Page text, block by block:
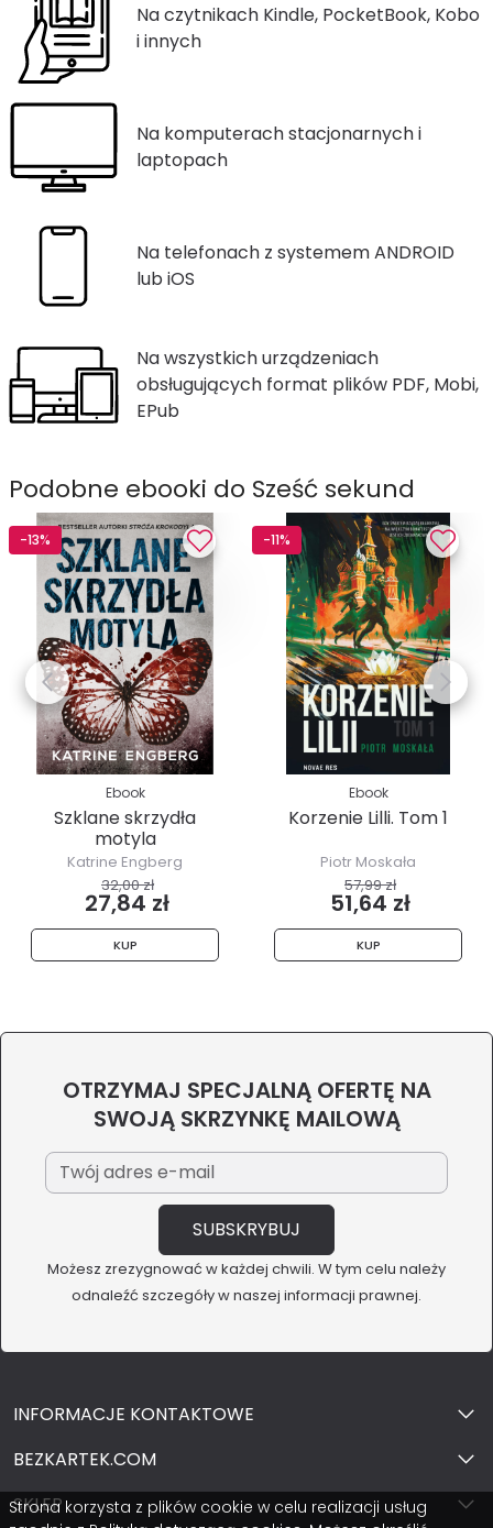
Na czytnikach Kindle, PocketBook, Kobo
i innych
Na komputerach stacjonarnych i
laptopach
Na telefonach z systemem ANDROID
lub iOS
Na wszystkich urządzeniach
obsługujących format plików PDF, Mobi,
EPub
Podobne ebooki do Sześć sekund
-13%
Ebook
Szklane skrzydła
motyla
Katrine Engberg
32,00 zł
27,84 zł
KUP
-11%
Ebook
Korzenie Lilli. Tom 1
Piotr Moskała
57,99 zł
51,64 zł
KUP
OTRZYMAJ SPECJALNĄ OFERTĘ NA
SWOJĄ SKRZYNKĘ MAILOWĄ
Możesz zrezygnować w każdej chwili. W tym celu należy
odnaleźć szczegóły w naszej informacji prawnej.
INFORMACJE KONTAKTOWE
BEZKARTEK.COM
SKLEP
Strona korzysta z plików cookie w celu realizacji usług